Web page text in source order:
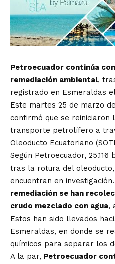
Petroecuador continúa
remediación ambiental,
registrado en Esmeraldas
Este martes 25 de marzo
confirmó que se reiniciaron
transporte petrolífero a
Oleoducto Ecuatoriano
Según Petroecuador,
tras la rotura del oleoducto,
encuentran en investigación.
remediación se han
crudo mezclado con agua,
Estos han sido llevados
Esmeraldas, en donde se
químicos para separar los
A la par, Petroecuador